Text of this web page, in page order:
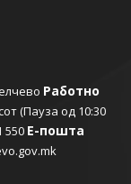
Работно
(Пауза од 10:30
550 Е-пошта